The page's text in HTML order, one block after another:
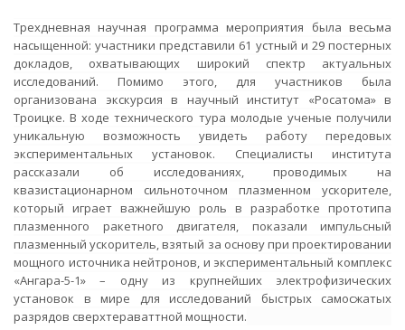
Трехдневная научная программа мероприятия была весьма
насыщенной: участники представили 61 устный и 29 постерных
докладов, охватывающих широкий спектр актуальных
исследований. Помимо этого, для участников была
организована экскурсия в научный институт «Росатома» в
Троицке. В ходе технического тура молодые ученые получили
уникальную возможность увидеть работу передовых
экспериментальных установок. Специалисты института
рассказали об исследованиях, проводимых на
квазистационарном сильноточном плазменном ускорителе,
который играет важнейшую роль в разработке прототипа
плазменного ракетного двигателя, показали импульсный
плазменный ускоритель, взятый за основу при проектировании
мощного источника нейтронов, и экспериментальный комплекс
«Ангара-5-1» – одну из крупнейших электрофизических
установок в мире для исследований быстрых самосжатых
разрядов сверхтераваттной мощности.